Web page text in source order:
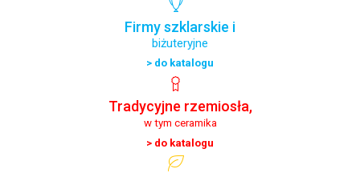
Firmyszklarskie i
biżuteryjne
> do katalogu
Tradycyjne rzemiosła,
w tym ceramika
> do katalogu